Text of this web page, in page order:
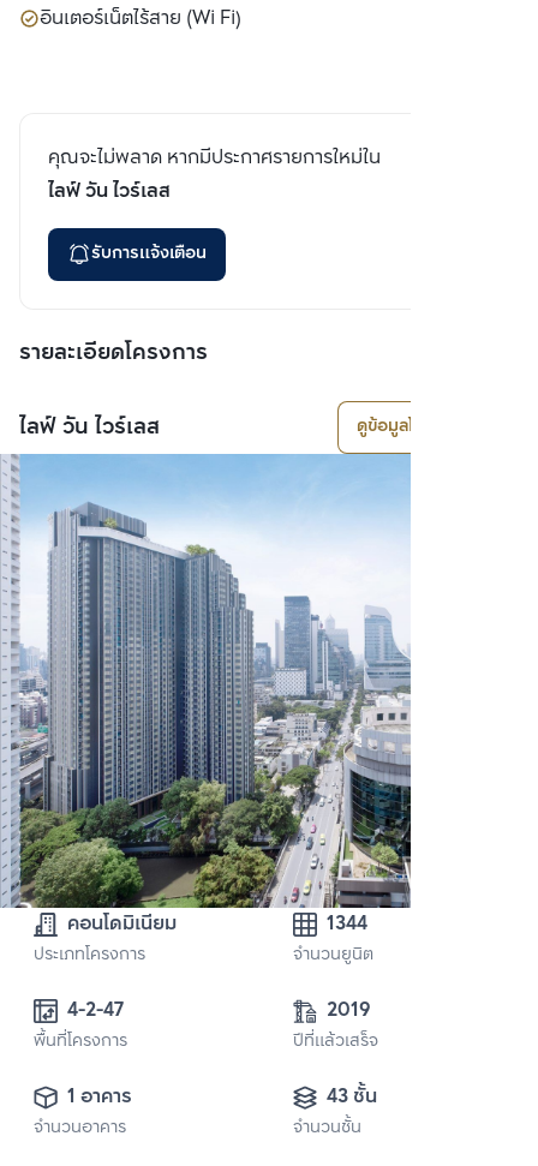
อินเตอร์เน็ตไร้สาย (Wi Fi)
คุณจะไม่พลาด หากมีประกาศรายการใหม่ใน
ไลฟ์ วัน ไวร์เลส
รับการแจ้งเตือน
รายละเอียดโครงการ
ไลฟ์ วัน ไวร์เลส ดูข้อมูลโครงการ
คอนโดมิเนียม
ประเภทโครงการ
1344
จำนวนยูนิต
4-2-47
พื้นที่โครงการ
2019
ปีที่แล้วเสร็จ
1 อาคาร
จำนวนอาคาร
43 ชั้น
จำนวนชั้น